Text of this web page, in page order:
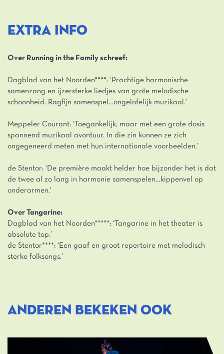
EXTRA INFO
Over Running in the Family schreef:
Dagblad van het Noorden****: ‘Prachtige harmonische
samenzang en ijzersterke liedjes van grote melodische
schoonheid. Ragfijn samenspel…ongelofelijk muzikaal.’
Meppeler Courant: ‘Toegankelijk, maar met een grote dosis
spannend muzikaal avontuur. In die zin kunnen ze zich
ongegeneerd meten met hun internationale voorbeelden.’
de Stentor: ‘De première maakt helder hoe bijzonder het is dat
de twee al zo lang in harmonie samenspelen…kippenvel op
onderarmen.'
Over Tangarine:
Dagblad van het Noorden*****: ‘Tangarine in het theater is
absolute top.’
de Stentor****: ‘Een gaaf en groot repertoire met melodisch
sterke folksongs.’
ANDEREN BEKEKEN OOK